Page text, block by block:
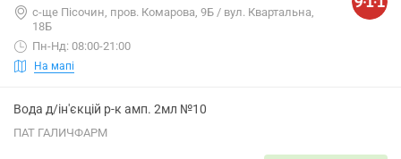
с-ще Пісочин, пров. Комарова, 9Б / вул. Квартальна,
18Б
Пн-Нд: 08:00-21:00
На мапі
Вода д/ін'єкцій р-к амп. 2мл №10
ПАТ ГАЛИЧФАРМ